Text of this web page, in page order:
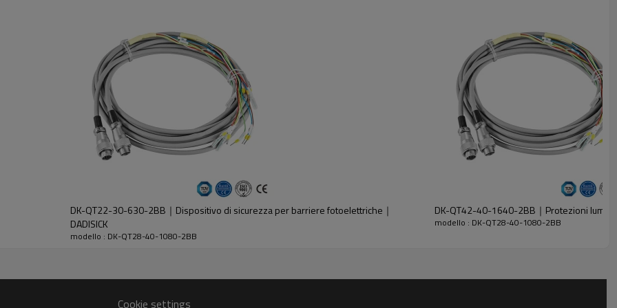
dell'emettitore e del ricevitore.
DK-QT22-30-630-2BB｜Dispositivo di sicurezza per barriere fotoelettriche｜
DADISICK
modello : DK-QT28-40-1080-2BB
DK-QT42-40-1640-2BB｜Protezioni
modello : DK-QT28-40-1080-2BB
Cookie settings